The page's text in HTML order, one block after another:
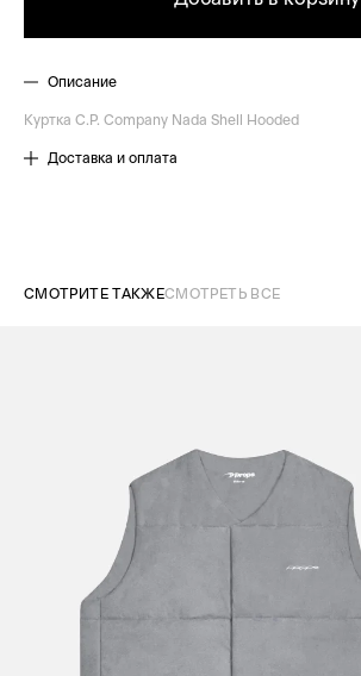
Описание
Куртка C.P. Company Nada Shell Hooded
Доставка и оплата
СМОТРИТЕ ТАКЖЕСМОТРЕТЬ ВСЕ